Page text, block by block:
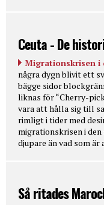
Ceuta - De
Migrationskrisen i
några dygn blivit ett
bägge sidor
liknas för “Cherry-
vara att hålla sig till
rimligt i tider med
migrationskrisen i
djupare än vad som
Så ritades